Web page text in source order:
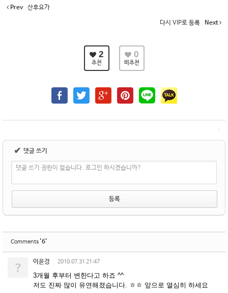
Prev 산후요가
다시 VIP로 등록 Next
2
추천
0
비추천
✔ 댓글 쓰기
댓글 쓰기 권한이 없습니다. 로그인 하시겠습니까?
Comments '6'
? 이윤경 2010.07.31 21:47
3개월 후부터 변한다고 하죠 ^^
저도 진짜 많이 유연해졌습니다. ㅎㅎ 앞으로 열심히 하세요